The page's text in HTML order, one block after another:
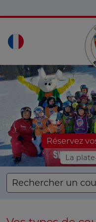
Réservez
La
Rechercher un